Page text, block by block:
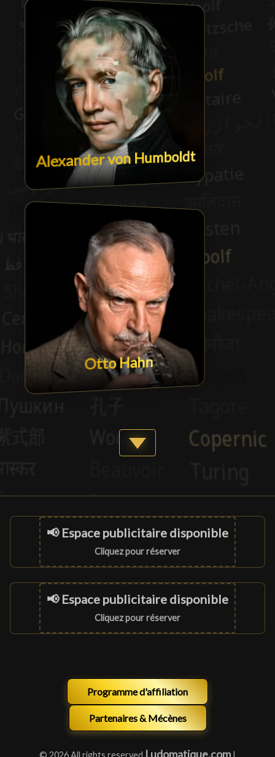
Alexander von Humboldt
Otto Hahn
Show more
📢 Espace publicitaire disponible
Cliquez pour réserver
📢 Espace publicitaire disponible
Cliquez pour réserver
Programme d'affiliation
Partenaires & Mécènes
© 2026 All rights reserved Ludomatique.com |